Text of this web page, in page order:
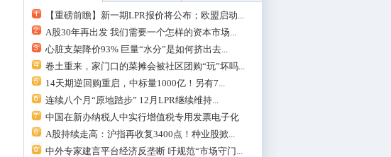
【重磅前瞻】新一期LPR报价将公布；欧盟启动...
A股30年再出发 我们需要一个怎样的资本市场...
心脏支架降价93% 巨量“水分”是如何挤出去...
卷土重来，家门口的菜摊会被社区团购“玩”坏吗...
14天期逆回购重启，中标量1000亿！另有7...
连续八个月“原地踏步” 12月LPR继续维持...
中国在新办纳税人中实行增值税专用发票电子化
A股持续走高：沪指再收复3400点！种业股掀...
中外专家建言平台经济反垄断 吁规范“市场守门...